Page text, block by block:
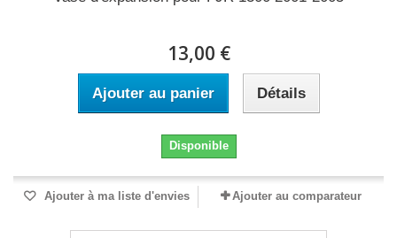
13,00 €
Ajouter au panier Détails
Disponible
Ajouter à ma liste d'envies Ajouter au comparateur